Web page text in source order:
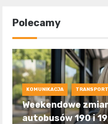
Polecamy
KOMUNIKACJA TRANSPORT
Weekendowe
autobusów 190 i